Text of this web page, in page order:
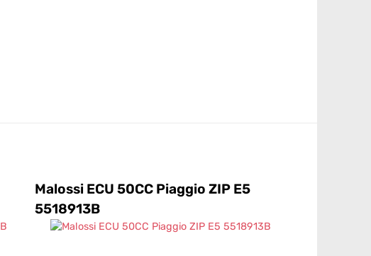
Malossi ECU 50CC Piaggio ZIP E5
5518913B